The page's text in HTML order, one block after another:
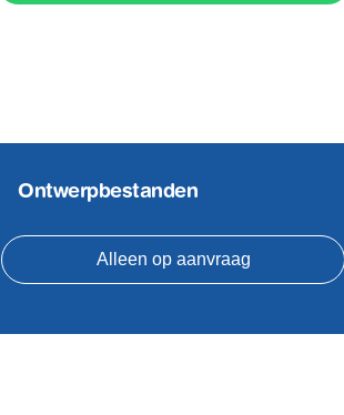
Ontwerpbestanden
Alleen op aanvraag